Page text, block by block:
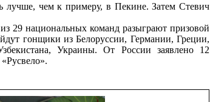
лучше, чем к примеру, в Пекине. Затем Стевич
29 национальных команд разыграют призовой
гонщики из Белоруссии, Германии, Греции,
Украины. От России заявлено 12